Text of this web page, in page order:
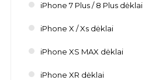
iPhone 7 Plus / 8 Plus dėklai
iPhone X / Xs dėklai
iPhone XS MAX dėklai
iPhone XR dėklai